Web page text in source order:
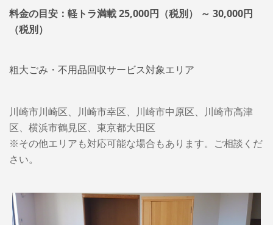
料金の目安：軽トラ満載 25,000円（税別） ～ 30,000円
（税別）
粗大ごみ・不用品回収サービス対象エリア
川崎市川崎区、川崎市幸区、川崎市中原区、川崎市高津
区、横浜市鶴見区、東京都大田区
※その他エリアも対応可能な場合もあります。ご相談くだ
さい。